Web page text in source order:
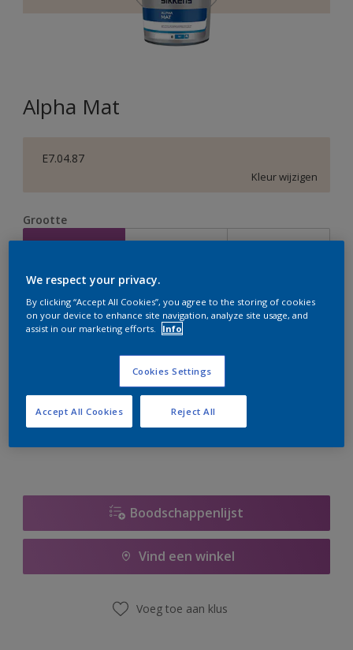
Alpha Mat
E7.04.87
Kleur wijzigen
Grootte
2,5 L 5 L 10 L
Verfcalculator
Bereken
Op dit moment is het niet mogelijk dit product online
te bestellen. Houd de website in de gaten, we werken
er hard aan om de voorraad aan te vullen.
Boodschappenlijst
Vind een winkel
Voeg toe aan klus
We respect your privacy.
By clicking “Accept All Cookies”, you agree to the storing of cookies
on your device to enhance site navigation, analyze site usage, and
assist in our marketing efforts.
Info
Cookies Settings
Reject All
Accept All Cookies